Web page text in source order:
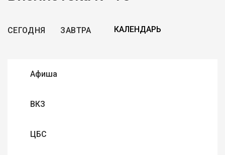
СЕГОДНЯ ЗАВТРА
Афиша
ВКЗ
ЦБС